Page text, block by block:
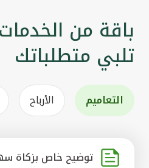
باقة من
تلبي متطلباتك
التعاميم الأرباح
توضيح خاص بزكاة